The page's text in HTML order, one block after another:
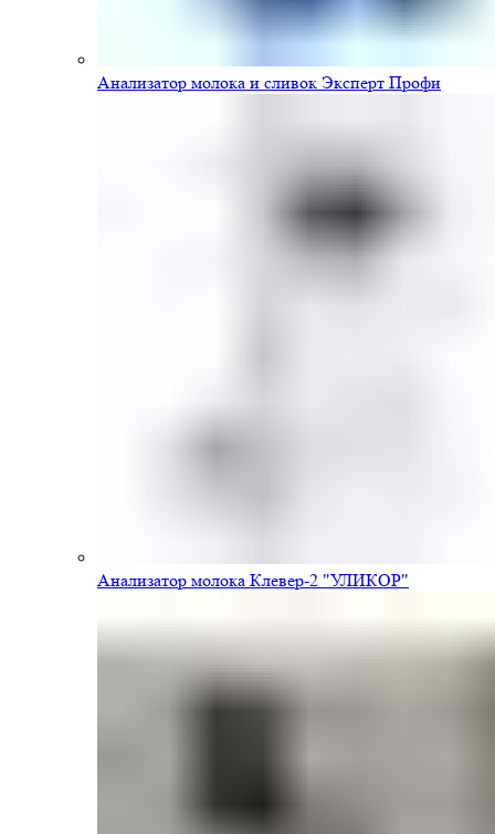
Анализатор молока и сливок Эксперт Профи
Анализатор молока Клевер-2 "УЛИКОР"